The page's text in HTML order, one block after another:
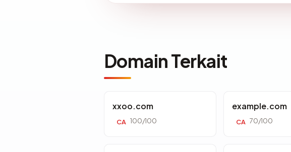
Domain Terkait
xxoo.com
CA 100/100
example.com
CA 70/100